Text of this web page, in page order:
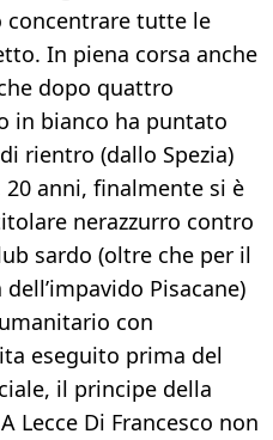
concentrare tutte le
In piena corsa anche
dopo quattro
in bianco ha puntato
rientro (dallo Spezia)
anni, finalmente si è
nerazzurro contro
sardo (oltre che per il
Pisacane)
con
eseguito prima del
il principe della
Lecce Di Francesco non